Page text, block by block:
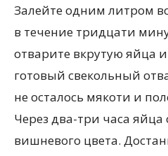
Залейте одним литром
в течение тридцати
отварите вкрутую яйца
готовый свекольный
не осталось мякоти и
Через два-три часа
вишневого цвета.